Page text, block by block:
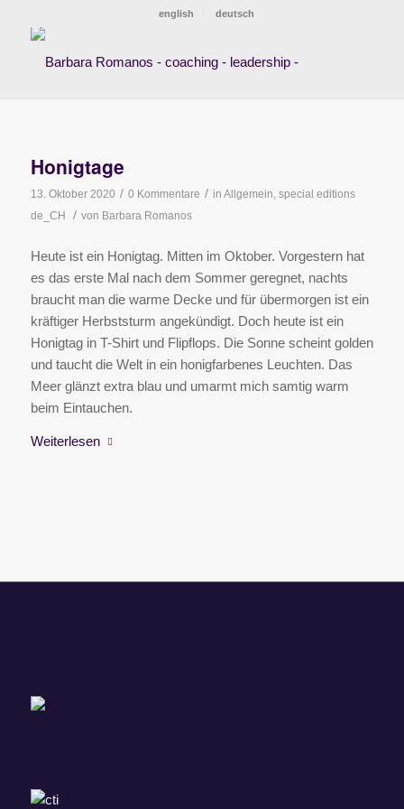
english deutsch
Honigtage
13. Oktober 2020 / 0 Kommentare / in Allgemein, special editions
de_CH
/ von Barbara Romanos
Heute ist ein Honigtag. Mitten im Oktober. Vorgestern hat
es das erste Mal nach dem Sommer geregnet, nachts
braucht man die warme Decke und für übermorgen ist ein
kräftiger Herbststurm angekündigt. Doch heute ist ein
Honigtag in T-Shirt und Flipflops. Die Sonne scheint golden
und taucht die Welt in ein honigfarbenes Leuchten. Das
Meer glänzt extra blau und umarmt mich samtig warm
beim Eintauchen.
Weiterlesen